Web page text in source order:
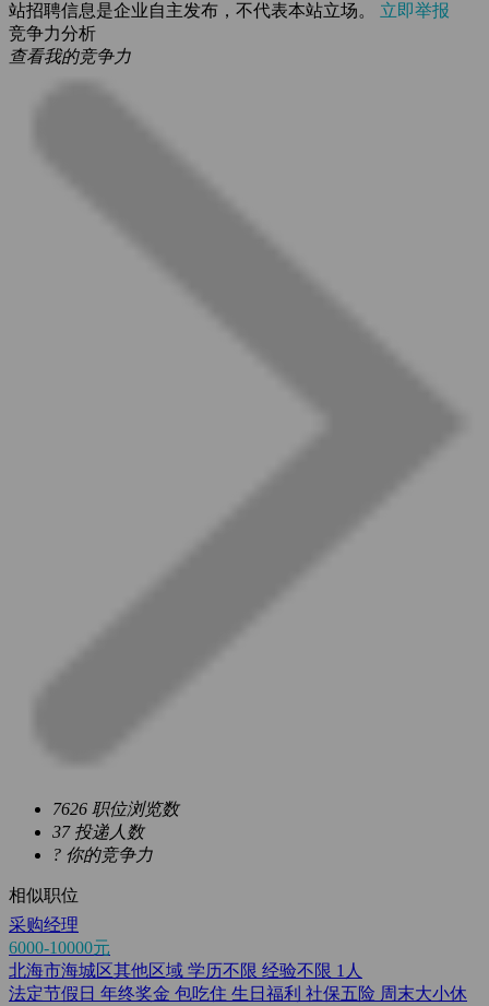
站招聘信息是企业自主发布，不代表本站立场。 立即举报
竞争力分析
查看我的竞争力
7626 职位浏览数
37 投递人数
? 你的竞争力
相似职位
采购经理
6000-10000元
北海市海城区其他区域 学历不限 经验不限 1人
法定节假日 年终奖金 包吃住 生日福利 社保五险 周末大小休